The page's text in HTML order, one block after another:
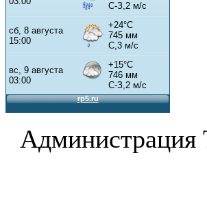
Администрация